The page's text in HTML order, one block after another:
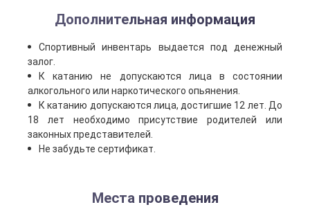
Дополнительная информация
Спортивный инвентарь выдается под денежный
залог.
К катанию не допускаются лица в состоянии
алкогольного или наркотического опьянения.
К катанию допускаются лица, достигшие 12 лет. До
18 лет необходимо присутствие родителей или
законных представителей.
Не забудьте сертификат.
Места проведения